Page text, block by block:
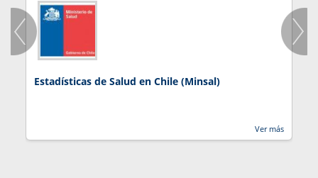
Estadísticas de Salud en Chile (Minsal)
Ver más